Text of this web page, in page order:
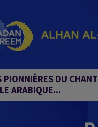
PIONNIÈRES DU
ARABIQUE...